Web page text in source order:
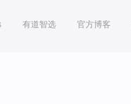
有道智选 官方博客